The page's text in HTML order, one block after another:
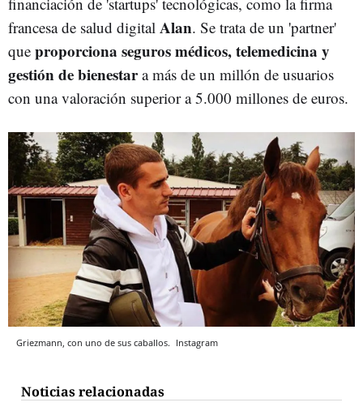
francesa de salud digital Alan. Se trata de un 'partner'
que proporciona seguros médicos, telemedicina y
gestión de bienestara más de un millón de usuarios
con una valoración superior a 5.000 millones de euros.
Griezmann, con uno de sus caballos. Instagram
Noticias relacionadas